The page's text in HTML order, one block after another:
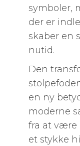
symboler,
der er
skaber en
nutid.
Den
en ny
moderne
fra at være
et stykke